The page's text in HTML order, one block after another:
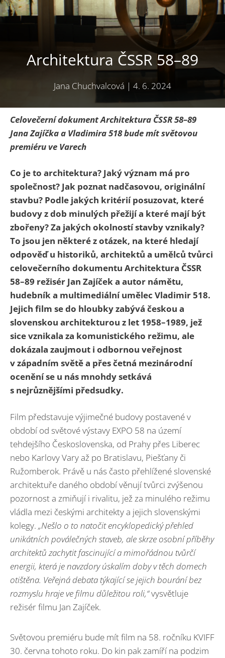
Architektura ČSSR 58–89
Jana Chuchvalcová | 4. 6. 2024
Celovečerní dokument Architektura ČSSR 58–89
Jana Zajíčka a Vladimira 518 bude mít světovou
premiéru ve Varech
Co je to architektura? Jaký význam má pro
společnost? Jak poznat nadčasovou, originální
stavbu? Podle jakých kritérií posuzovat, které
budovy z dob minulých přežijí a které mají být
zbořeny? Za jakých okolností stavby vznikaly?
To jsou jen některé z otázek, na které hledají
odpověď u historiků, architektů a umělců tvůrci
celovečerního dokumentu Architektura ČSSR
58–89 režisér Jan Zajíček a autor námětu,
hudebník a multimediální umělec Vladimir 518.
Jejich film se do hloubky zabývá českou a
slovenskou architekturou z let 1958–1989, jež
sice vznikala za komunistického režimu, ale
dokázala zaujmout i odbornou veřejnost
v západním světě a přes četná mezinárodní
ocenění se u nás mnohdy setkává
s nejrůznějšími předsudky.
Film představuje výjimečné budovy postavené v
období od světové výstavy EXPO 58 na území
tehdejšího Československa, od Prahy přes Liberec
nebo Karlovy Vary až po Bratislavu, Piešťany či
Ružomberok. Právě u nás často přehlížené slovenské
architektuře daného období věnují tvůrci zvýšenou
pozornost a zmiňují i rivalitu, jež za minulého režimu
vládla mezi českými architekty a jejich slovenskými
kolegy. „Nešlo o to natočit encyklopedický přehled
unikátních poválečných staveb, ale skrze osobní příběhy
architektů zachytit fascinující a mimořádnou tvůrčí
energii, která je navzdory úskalím doby v těch domech
otištěna. Veřejná debata týkající se jejich bourání bez
rozmyslu hraje ve filmu důležitou roli,“vysvětluje
režisér filmu Jan Zajíček.
Světovou premiéru bude mít film na 58. ročníku KVIFF
30. června tohoto roku. Do kin pak zamíří na podzim